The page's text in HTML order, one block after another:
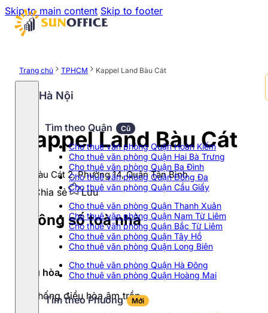
Skip to main content Skip to footer
Hà Nội
Tìm theo Quận Cũ
Cho thuê văn phòng Quận Hoàn Kiếm
Cho thuê văn phòng Quận Hai Bà Trưng
Cho thuê văn phòng Quận Ba Đình
Cho thuê văn phòng Quận Đống Đa
Cho thuê văn phòng Quận Cầu Giấy
Cho thuê văn phòng Quận Thanh Xuân
Cho thuê văn phòng Quận Nam Từ Liêm
Cho thuê văn phòng Quận Bắc Từ Liêm
Cho thuê văn phòng Quận Tây Hồ
Cho thuê văn phòng Quận Long Biên
Cho thuê văn phòng Quận Hà Đông
Cho thuê văn phòng Quận Hoàng Mai
Tìm theo Phường Mới
Trang chủ TPHCM Kappel Land Bàu Cát
Kappel Land Bàu Cát
25 Bàu Cát 2, Phường 14, Quận Tân Bình
Chia sẻ Lưu
Thông số toà nhà
Điều hòa
Hệ thống điều hòa âm trần